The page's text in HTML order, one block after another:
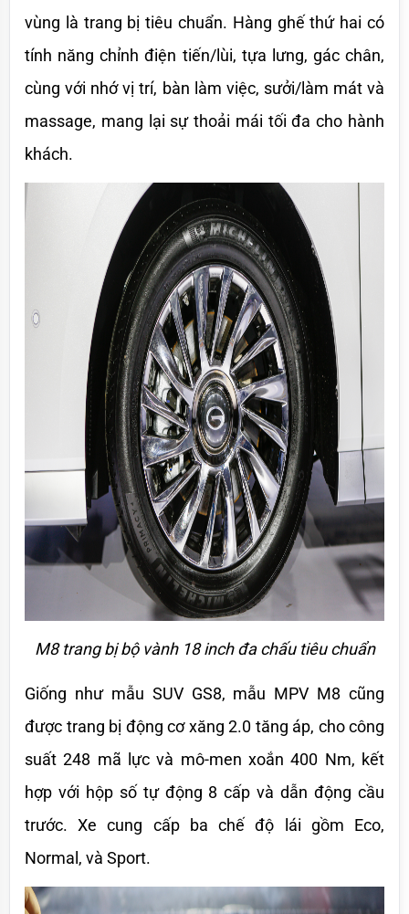
vùng là trang bị tiêu chuẩn. Hàng ghế thứ hai có
tính năng chỉnh điện tiến/lùi, tựa lưng, gác chân,
cùng với nhớ vị trí, bàn làm việc, sưởi/làm mát và
massage, mang lại sự thoải mái tối đa cho hành
khách.
M8 trang bị bộ vành 18 inch đa chấu tiêu chuẩn
Giống như mẫu SUV GS8, mẫu MPV M8 cũng
được trang bị động cơ xăng 2.0 tăng áp, cho công
suất 248 mã lực và mô-men xoắn 400 Nm, kết
hợp với hộp số tự động 8 cấp và dẫn động cầu
trước. Xe cung cấp ba chế độ lái gồm Eco,
Normal, và Sport.